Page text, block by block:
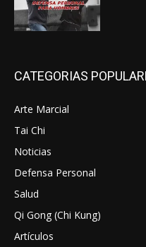
CATEGORIAS
Arte Marcial
Tai Chi
Noticias
Defensa Personal
Salud
Qi Gong (Chi Kung)
Artículos